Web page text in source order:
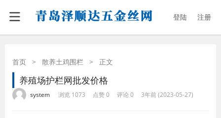
登陆 注册
首页 > 散养土鸡围栏 > 正文
养殖场护栏网批发价格
system 浏览 1073 点赞 0 评论 0 3年前 (2023-05-27)